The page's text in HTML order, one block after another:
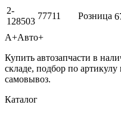
2-
128503
77711 Розница
А+Авто+
Купить автозапчасти в
складе, подбор по
самовывоз.
Каталог